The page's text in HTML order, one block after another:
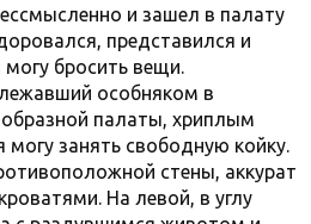
и зашел в палату
представился и
могу бросить вещи.
особняком в
палаты, хриплым
могу занять свободную койку.
стены, аккурат
На левой, в углу